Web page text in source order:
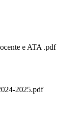
e ATA .pdf
2025.pdf